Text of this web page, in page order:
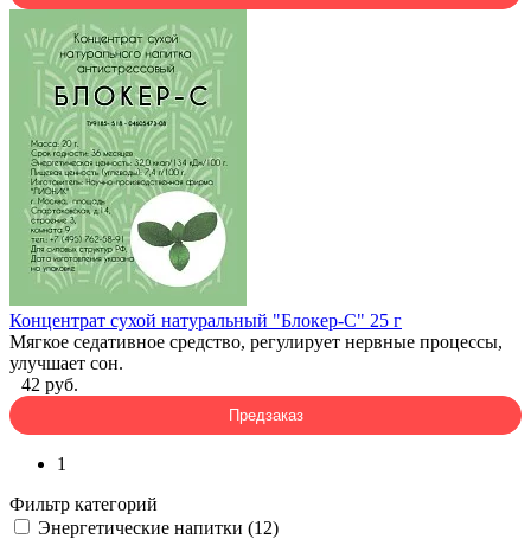
Концентрат сухой натуральный "Блокер-С" 25 г
Мягкое седативное средство, регулирует нервные процессы,
улучшает сон.
42 руб.
Предзаказ
1
Фильтр категорий
Энергетические напитки (12)